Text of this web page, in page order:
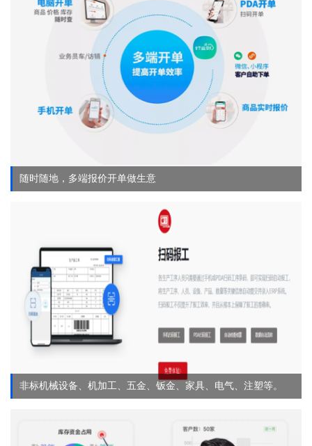
随时随地，多端报价开单做生意
非标机械设备、机加工、五金、钣金、家具、电气、注塑等。